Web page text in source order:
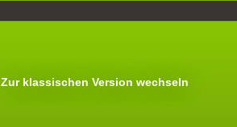
Zur klassischen Version wechseln